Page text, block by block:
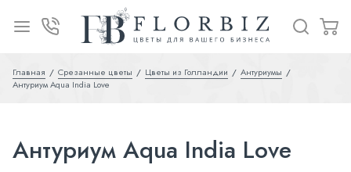
Главная Срезанные цветы Цветы из Голландии
Антуриумы
Антуриум Aqua India Love
Антуриум Aqua India Love